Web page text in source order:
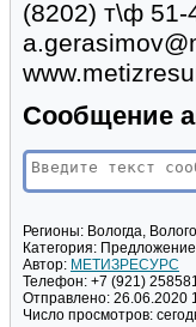
(8202) т\ф 51-
Сообщение
Регионы: Вологда,
Категория: Предложение
Автор: МЕТИЗРЕСУРС
Телефон: +7 (921)
Отправлено: 26.06.2020
Число просмотров: